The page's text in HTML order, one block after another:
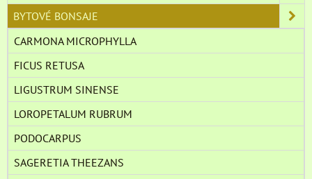
BYTOVÉ BONSAJE
CARMONA MICROPHYLLA
FICUS RETUSA
LIGUSTRUM SINENSE
LOROPETALUM RUBRUM
PODOCARPUS
SAGERETIA THEEZANS